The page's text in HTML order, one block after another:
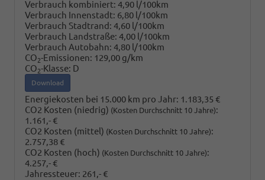
Verbrauch kombiniert: 4,90 l/100km
Verbrauch Innenstadt: 6,80 l/100km
Verbrauch Stadtrand: 4,60 l/100km
Verbrauch Landstraße: 4,00 l/100km
Verbrauch Autobahn: 4,80 l/100km
CO2-Emissionen: 129,00 g/km
CO2-Klasse: D
Download
Energiekosten bei 15.000 km pro Jahr: 1.183,35 €
CO2 Kosten (niedrig) (Kosten Durchschnitt 10 Jahre):
1.161,- €
CO2 Kosten (mittel) (Kosten Durchschnitt 10 Jahre):
2.757,38 €
CO2 Kosten (hoch) (Kosten Durchschnitt 10 Jahre):
4.257,- €
Jahressteuer: 261,- €